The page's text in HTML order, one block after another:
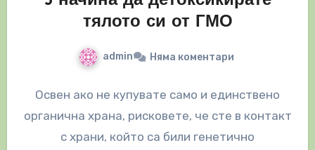
тялото си от ГМО
admin Няма коментари
Освен ако не купувате само и единствено
органична храна, рисковете, че сте в контакт
с храни, който са били генетично